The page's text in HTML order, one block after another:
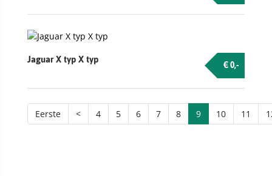
Jaguar X typ X typ € 0,-
Eerste < 4 5 6 7 8 9 10 11